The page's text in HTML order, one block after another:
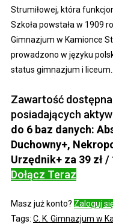
Strumiłowej, która
Szkoła powstała w 1909
Gimnazjum w Kamionce
prowadzono w języku
status gimnazjum i liceum...
Zawartość
posiadających
do 6 baz danych:
Duchowny+,
Urzędnik+ za 39 zł /
Dołącz Teraz
Masz już konto? Zaloguj
Tags: C. K. Gimnazjum w